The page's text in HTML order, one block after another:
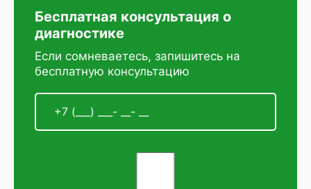
Бесплатная консультация о
диагностике
Если сомневаетесь, запишитесь на
бесплатную консультацию